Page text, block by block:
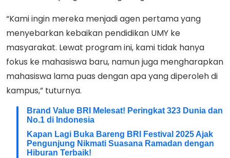
“Kami ingin mereka menjadi agen pertama yang
menyebarkan kebaikan pendidikan UMY ke
masyarakat. Lewat program ini, kami tidak hanya
fokus ke mahasiswa baru, namun juga mengharapkan
mahasiswa lama puas dengan apa yang diperoleh di
kampus,” tuturnya.
Brand Value BRI Melesat! Peringkat 323 Dunia dan
No.1 di Indonesia
Kapan Lagi Buka Bareng BRI Festival 2025 Ajak
Pengunjung Nikmati Suasana Ramadan dengan
Hiburan Terbaik!